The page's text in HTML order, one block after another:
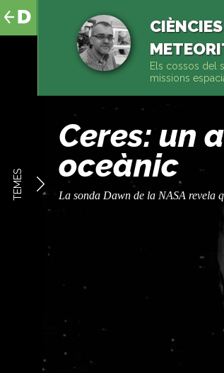
contingut
TEMES
Els cossos del
missions
Ceres: un
oceànic
La sonda Dawn de la NASA revela